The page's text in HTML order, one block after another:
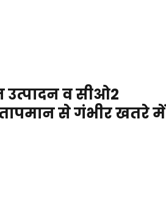
व सीओ2
से गंभीर खतरे में